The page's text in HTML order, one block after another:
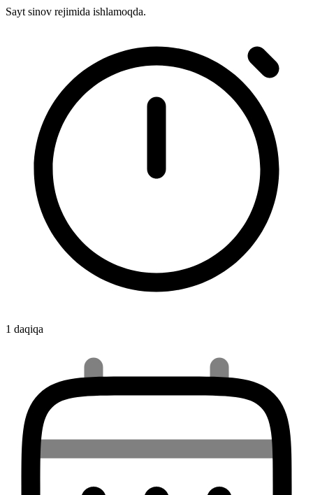
Sayt sinov rejimida ishlamoqda.
1 daqiqa